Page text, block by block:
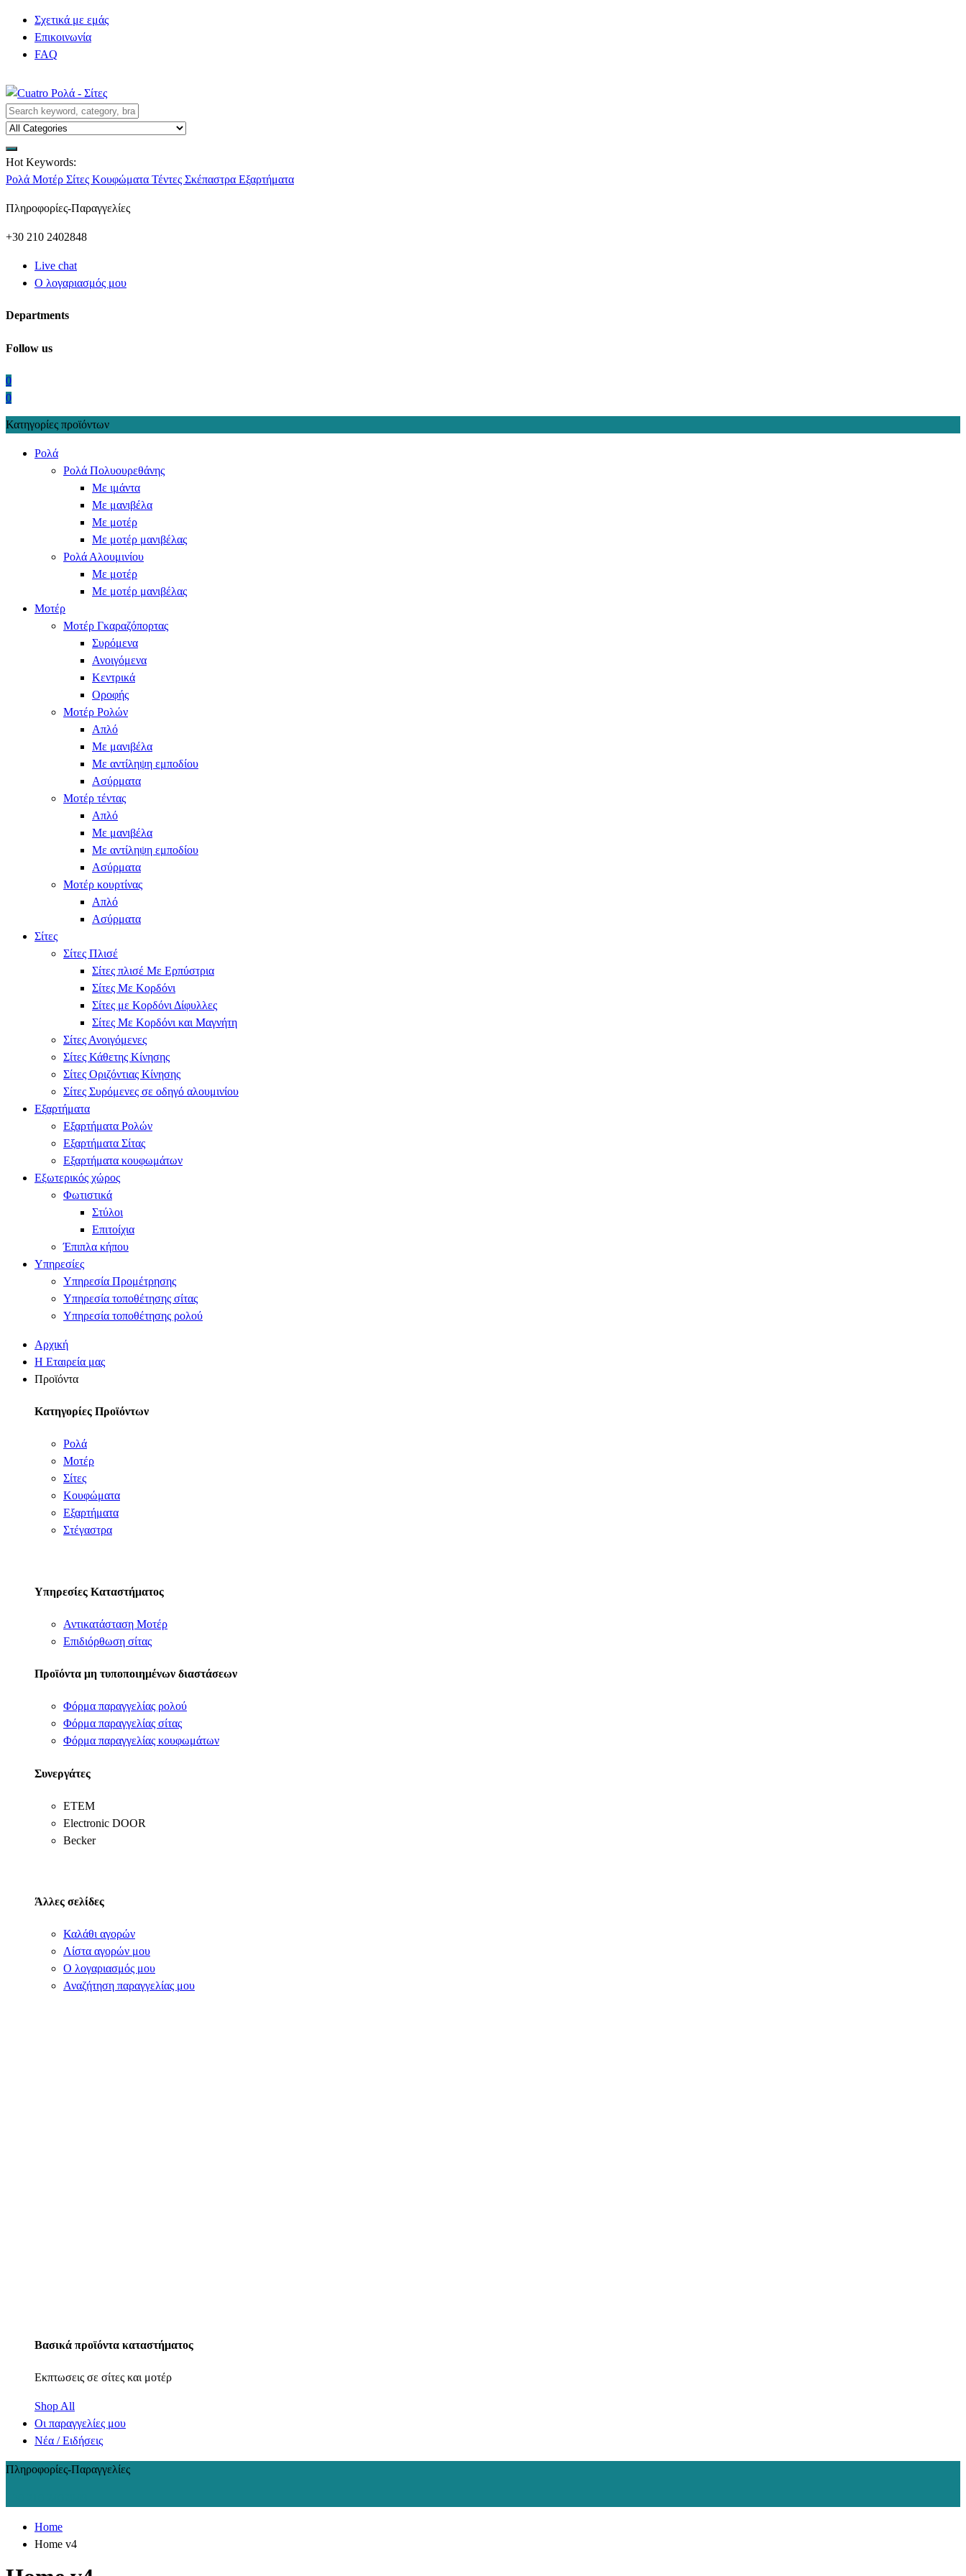
Σχετικά με εμάς
Επικοινωνία
FAQ
Hot Keywords:
Ρολά Μοτέρ Σίτες Κουφώματα Τέντες Σκέπαστρα Εξαρτήματα
Πληροφορίες-Παραγγελίες
+30 210 2402848
Live chat
Ο λογαριασμός μου
Departments
Follow us
0
0
Κατηγορίες προϊόντων
Ρολά
Ρολά Πολυουρεθάνης
Με ιμάντα
Με μανιβέλα
Με μοτέρ
Με μοτέρ μανιβέλας
Ρολά Αλουμινίου
Με μοτέρ
Με μοτέρ μανιβέλας
Μοτέρ
Μοτέρ Γκαραζόπορτας
Συρόμενα
Ανοιγόμενα
Κεντρικά
Οροφής
Μοτέρ Ρολών
Απλό
Με μανιβέλα
Με αντίληψη εμποδίου
Ασύρματα
Μοτέρ τέντας
Απλό
Με μανιβέλα
Με αντίληψη εμποδίου
Ασύρματα
Μοτέρ κουρτίνας
Απλό
Ασύρματα
Σίτες
Σίτες Πλισέ
Σίτες πλισέ Με Ερπύστρια
Σίτες Με Κορδόνι
Σίτες με Κορδόνι Δίφυλλες
Σίτες Με Κορδόνι και Μαγνήτη
Σίτες Ανοιγόμενες
Σίτες Κάθετης Κίνησης
Σίτες Οριζόντιας Κίνησης
Σίτες Συρόμενες σε οδηγό αλουμινίου
Εξαρτήματα
Εξαρτήματα Ρολών
Εξαρτήματα Σίτας
Εξαρτήματα κουφωμάτων
Εξωτερικός χώρος
Φωτιστικά
Στύλοι
Επιτοίχια
Έπιπλα κήπου
Υπηρεσίες
Υπηρεσία Προμέτρησης
Υπηρεσία τοποθέτησης σίτας
Υπηρεσία τοποθέτησης ρολού
Αρχική
Η Εταιρεία μας
Προϊόντα
Κατηγορίες Προϊόντων
Ρολά
Μοτέρ
Σίτες
Κουφώματα
Εξαρτήματα
Στέγαστρα
Υπηρεσίες Καταστήματος
Αντικατάσταση Μοτέρ
Επιδιόρθωση σίτας
Προϊόντα μη τυποποιημένων διαστάσεων
Φόρμα παραγγελίας ρολού
Φόρμα παραγγελίας σίτας
Φόρμα παραγγελίας κουφωμάτων
Συνεργάτες
ΕΤΕΜ
Electronic DOOR
Becker
Άλλες σελίδες
Καλάθι αγορών
Λίστα αγορών μου
Ο λογαριασμός μου
Αναζήτηση παραγγελίας μου
Βασικά προϊόντα καταστήματος
Εκπτωσεις σε σίτες και μοτέρ
Shop All
Οι παραγγελίες μου
Νέα / Ειδήσεις
Πληροφορίες-Παραγγελίες
Home
Home v4